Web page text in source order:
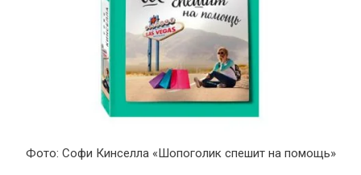
Фото: Софи Кинселла «Шопоголик спешит на помощь»